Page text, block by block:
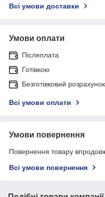
Всі умови доставки
Умови оплати
Післяплата
Готівкою
Безготівковий розрахунок
Всі умови оплати
Умови повернення
Повернення товару
Всі умови повернення